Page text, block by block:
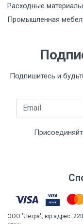
Расходные
Промышленная
Подпишитесь и
Email
ООО "Летра", юр.адрес: